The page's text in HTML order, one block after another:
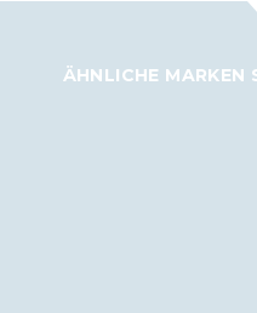
ÄHNLICHE MARKEN